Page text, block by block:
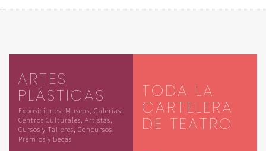
ARTES
PLÁSTICAS
Exposiciones, Museos, Galerías,
Centros Culturales, Artistas,
Cursos y Talleres, Concursos,
Premios y Becas
TODA LA
CARTELERA
DE TEATRO